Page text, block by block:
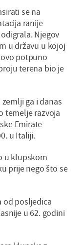
se na
ranije
Njegov
u državu u kojoj
potpuno
terena bio je
ga i danas
temelje razvoja
Emirate
u Italiji.
u klupskom
prije nego što se
od posljedica
u 62. godini